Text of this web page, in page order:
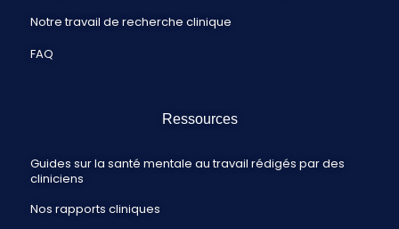
Notre travail de recherche clinique
FAQ
Ressources
Guides sur la santé mentale au travail rédigés par des
cliniciens
Nos rapports cliniques